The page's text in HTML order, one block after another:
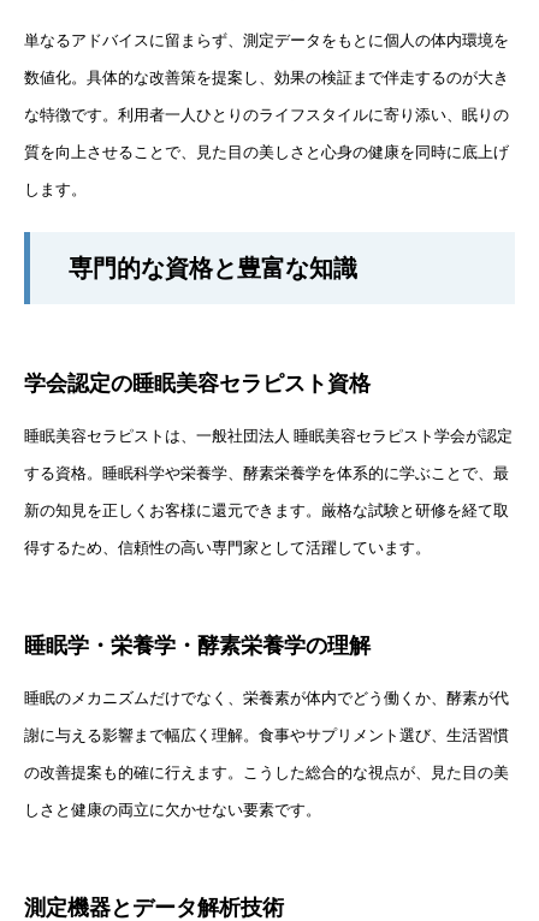
単なるアドバイスに留まらず、測定データをもとに個人の体内環境を
数値化。具体的な改善策を提案し、効果の検証まで伴走するのが大き
な特徴です。利用者一人ひとりのライフスタイルに寄り添い、眠りの
質を向上させることで、見た目の美しさと心身の健康を同時に底上げ
します。
専門的な資格と豊富な知識
学会認定の睡眠美容セラピスト資格
睡眠美容セラピストは、一般社団法人 睡眠美容セラピスト学会が認定
する資格。睡眠科学や栄養学、酵素栄養学を体系的に学ぶことで、最
新の知見を正しくお客様に還元できます。厳格な試験と研修を経て取
得するため、信頼性の高い専門家として活躍しています。
睡眠学・栄養学・酵素栄養学の理解
睡眠のメカニズムだけでなく、栄養素が体内でどう働くか、酵素が代
謝に与える影響まで幅広く理解。食事やサプリメント選び、生活習慣
の改善提案も的確に行えます。こうした総合的な視点が、見た目の美
しさと健康の両立に欠かせない要素です。
測定機器とデータ解析技術